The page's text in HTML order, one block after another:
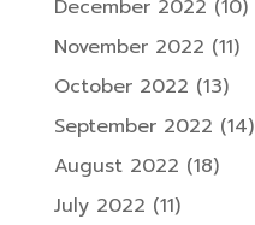
December 2022 (10)
November 2022 (11)
October 2022 (13)
September 2022 (14)
August 2022 (18)
July 2022 (11)